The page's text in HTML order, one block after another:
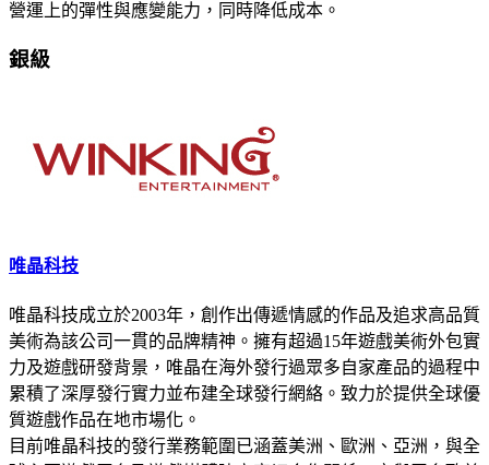
營運上的彈性與應變能力，同時降低成本。
銀級
唯晶科技
唯晶科技成立於2003年，創作出傳遞情感的作品及追求高品質
美術為該公司一貫的品牌精神。擁有超過15年遊戲美術外包實
力及遊戲研發背景，唯晶在海外發行過眾多自家產品的過程中
累積了深厚發行實力並布建全球發行網絡。致力於提供全球優
質遊戲作品在地市場化。
目前唯晶科技的發行業務範圍已涵蓋美洲、歐洲、亞洲，與全